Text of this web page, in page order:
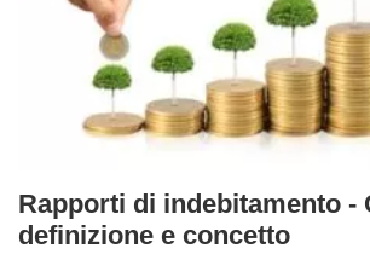
Rapporti di indebitamento -
definizione e concetto